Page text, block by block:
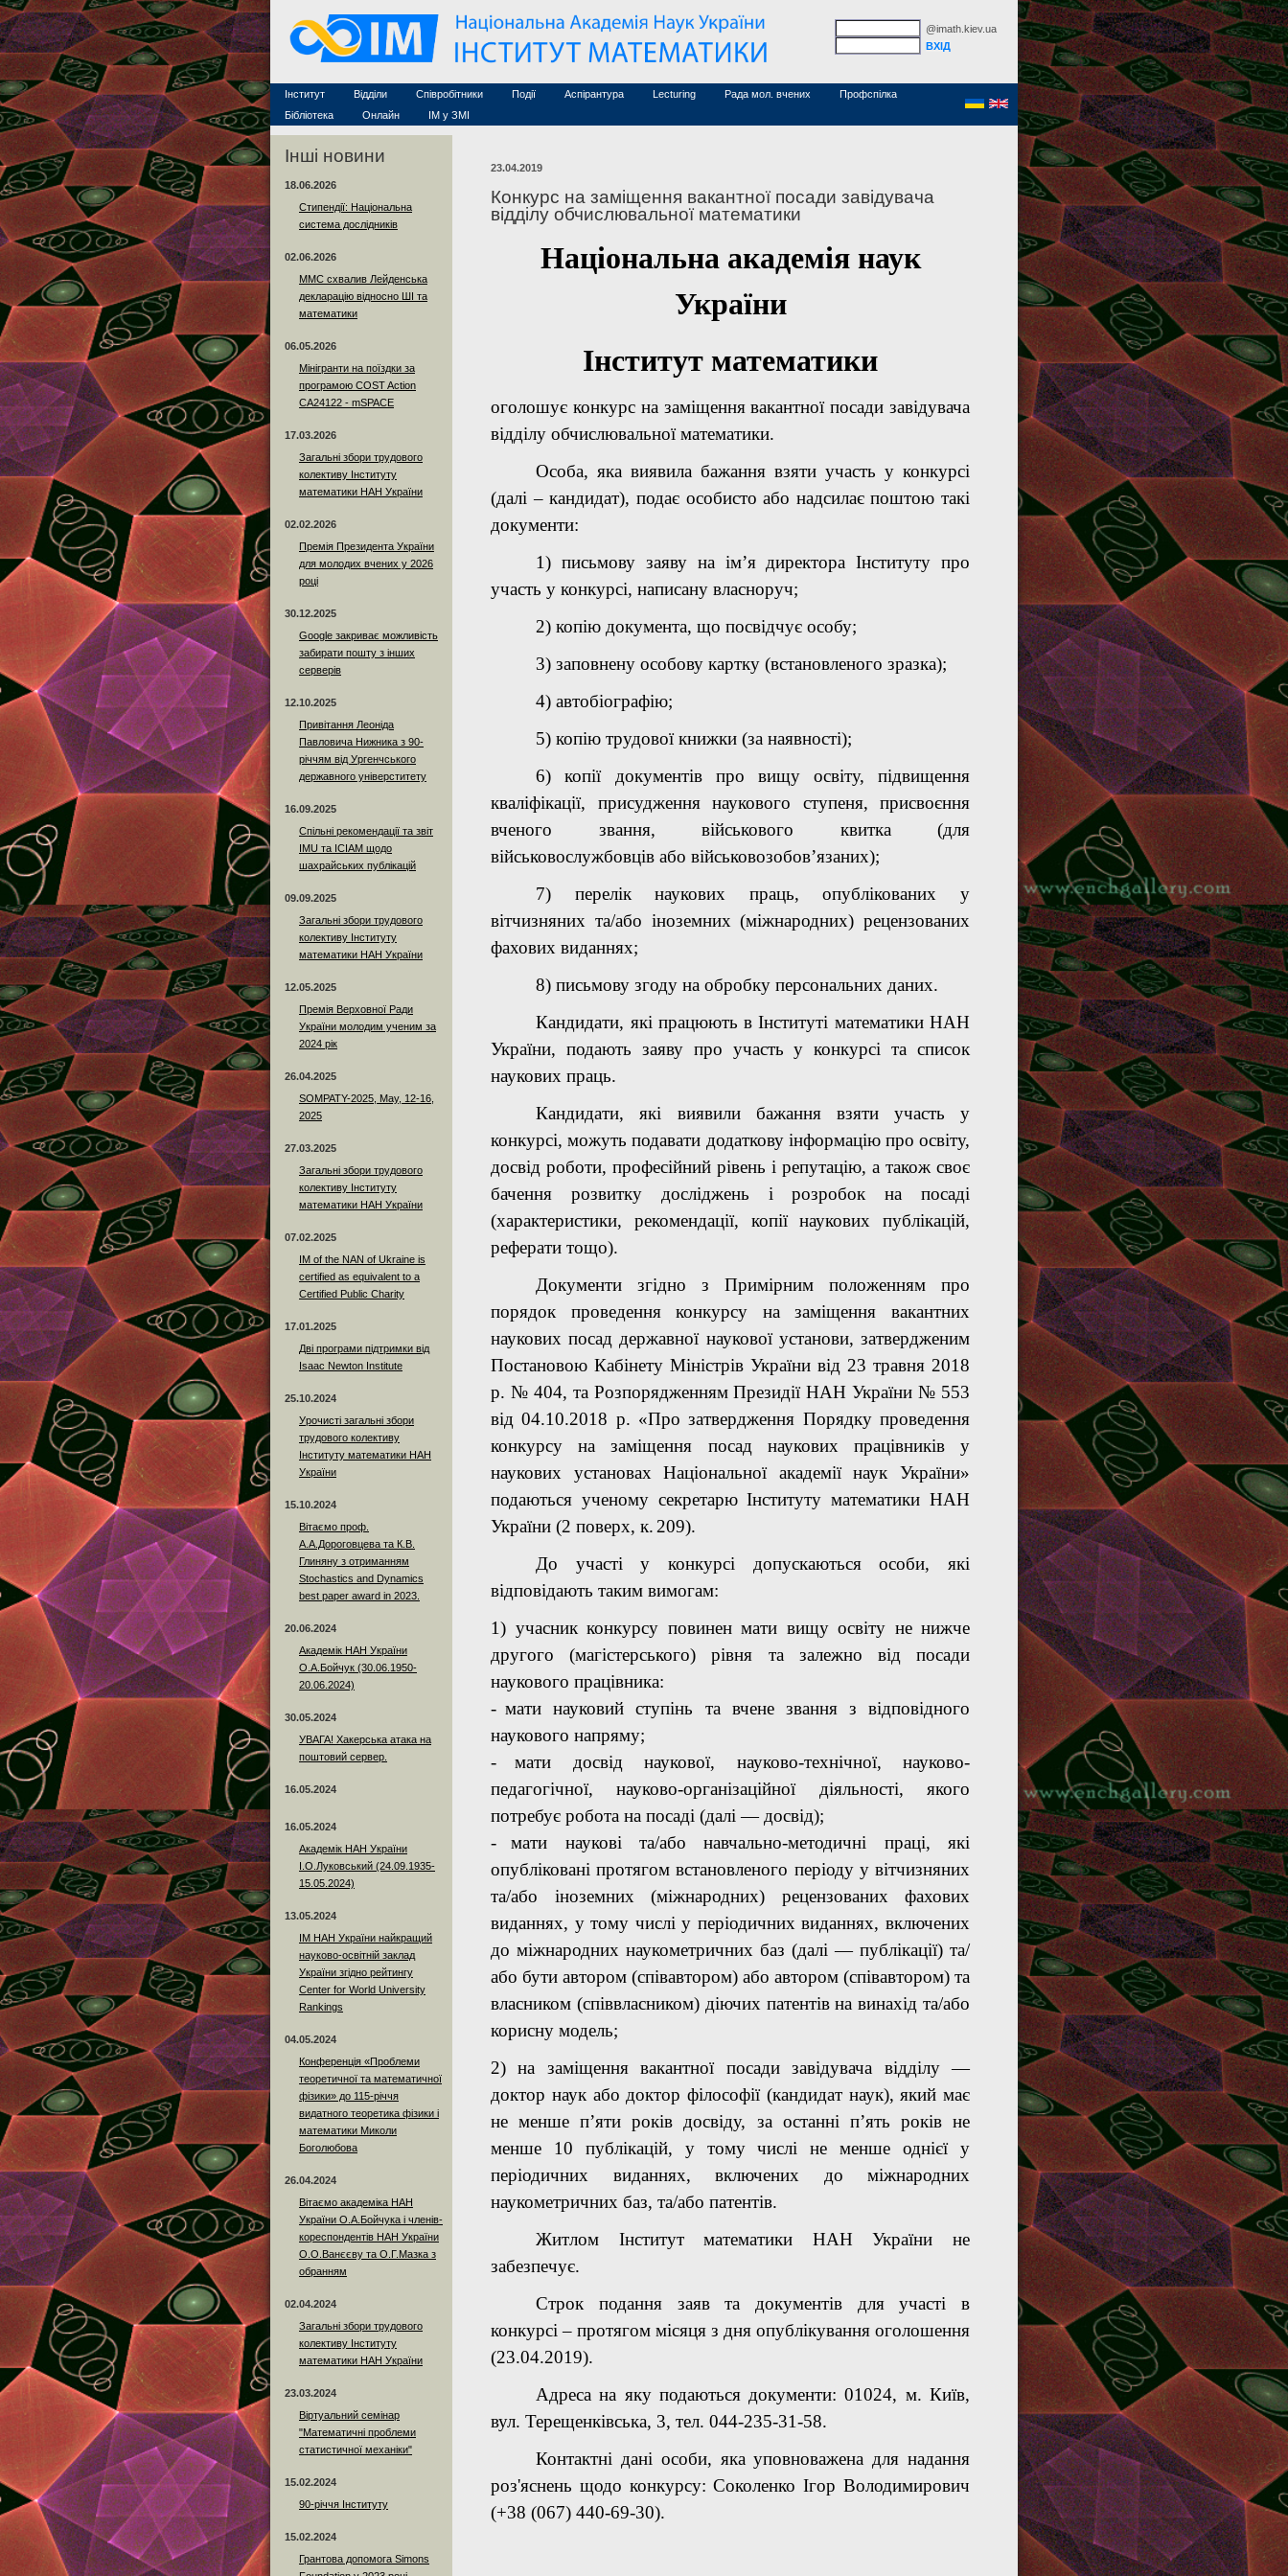
@imath.kiev.ua
Інститут
Конкурси на посади
Науково-організаційна робота
Відділи Співробітники
Асоційовані дослідники
Технічний персонал
Події
Конференції (архів)
Курси з математики
Аспірантура Lecturing Рада мол. вчених
Профспілка
Бібліотека
MathSciNet
Публікації
Онлайн
ІМ у ЗМІ
Інші новини
18.06.2026
Стипендії: Національна
система дослідників
02.06.2026
ММС схвалив Лейденська
декларацію відносно ШІ та
математики
06.05.2026
Мінігранти на поїздки за
програмою COST Action
CA24122 - mSPACE
17.03.2026
Загальні збори трудового
колективу Інституту
математики НАН України
02.02.2026
Премія Президента України
для молодих вчених у 2026
році
30.12.2025
Google закриває можливість
забирати пошту з інших
серверів
12.10.2025
Привітання Леоніда
Павловича Нижника з 90-
річчям від Ургенчського
державного універститету
16.09.2025
Спільні рекомендації та звіт
IMU та ICIAM щодо
шахрайських публікацій
09.09.2025
Загальні збори трудового
колективу Інституту
математики НАН України
12.05.2025
Премія Верховної Ради
України молодим ученим за
2024 рік
26.04.2025
SOMPATY-2025, May, 12-16,
2025
27.03.2025
Загальні збори трудового
колективу Інституту
математики НАН України
07.02.2025
IM of the NAN of Ukraine is
certified as equivalent to a
Certified Public Charity
17.01.2025
Дві програми підтримки від
Isaac Newton Institute
25.10.2024
Урочисті загальні збори
трудового колективу
Інституту математики НАН
України
15.10.2024
Вітаємо проф.
А.А.Дороговцева та К.В.
Глиняну з отриманням
Stochastics and Dynamics
best paper award in 2023.
20.06.2024
Академік НАН України
О.А.Бойчук (30.06.1950-
20.06.2024)
30.05.2024
УВАГА! Хакерська атака на
поштовий сервер.
16.05.2024
16.05.2024
Академік НАН України
І.О.Луковський (24.09.1935-
15.05.2024)
13.05.2024
ІМ НАН України найкращий
науково-освітній заклад
України згідно рейтингу
Center for World University
Rankings
04.05.2024
Конференція «Проблеми
теоретичної та математичної
фізики» до 115-річчя
видатного теоретика фізики і
математики Миколи
Боголюбова
26.04.2024
Вітаємо академіка НАН
України О.А.Бойчука і членів-
кореспондентів НАН України
О.О.Ванєєву та О.Г.Мазка з
обранням
02.04.2024
Загальні збори трудового
колективу Інституту
математики НАН України
23.03.2024
Віртуальний семінар
"Математичні проблеми
статистичної механіки"
15.02.2024
90-річчя Інституту
15.02.2024
Грантова допомога Simons
23.04.2019
Конкурс на заміщення вакантної посади завідувача
відділу обчислювальної математики
Національна академія наук
України
Інститут математики
оголошує конкурс на заміщення вакантної посади завідувача
відділу обчислювальної математики.
Особа, яка виявила бажання взяти участь у конкурсі
(далі – кандидат), подає особисто або надсилає поштою такі
документи:
1) письмову заяву на ім’я директора Інституту про
участь у конкурсі, написану власноруч;
2) копію документа, що посвідчує особу;
3) заповнену особову картку (встановленого зразка);
4) автобіографію;
5) копію трудової книжки (за наявності);
6) копії документів про вищу освіту, підвищення
кваліфікації, присудження наукового ступеня, присвоєння
вченого звання, військового квитка (для
військовослужбовців або військовозобов’язаних);
7) перелік наукових праць, опублікованих у
вітчизняних та/або іноземних (міжнародних) рецензованих
фахових виданнях;
8) письмову згоду на обробку персональних даних.
Кандидати, які працюють в Інституті математики НАН
України, подають заяву про участь у конкурсі та список
наукових праць.
Кандидати, які виявили бажання взяти участь у
конкурсі, можуть подавати додаткову інформацію про освіту,
досвід роботи, професійний рівень і репутацію, а також своє
бачення розвитку досліджень і розробок на посаді
(характеристики, рекомендації, копії наукових публікацій,
реферати тощо).
Документизгідно з Примірним положенням про
порядок проведення конкурсу на заміщення вакантних
наукових посад державної наукової установи, затвердженим
Постановою Кабінету Міністрів України від 23 травня 2018
р. № 404, та Розпорядженням Президії НАН України № 553
від 04.10.2018 р. «Про затвердження Порядку проведення
конкурсу на заміщення посад наукових працівників у
наукових установах Національної академії наук України»
подаються ученому секретарю Інституту математики НАН
України (2 поверх, к.209).
До участі у конкурсі допускаються особи, які
відповідають таким вимогам:
1) учасник конкурсу повинен мати вищу освіту не нижче
другого (магістерського) рівня та залежно від посади
наукового працівника:
- мати науковий ступінь та вчене звання з відповідного
наукового напряму;
-
мати досвід наукової, науково-технічної, науково-
педагогічної, науково-організаційної діяльності, якого
потребує робота на посаді (далі — досвід);
-
мати наукові та/або навчально-методичні праці, які
опубліковані протягом встановленого періоду у вітчизняних
та/або іноземних (міжнародних) рецензованих фахових
виданнях, у тому числі у періодичних виданнях, включених
до міжнародних наукометричних баз (далі — публікації) та/
або бути автором (співавтором) або автором (співавтором) та
власником (співвласником) діючих патентів на винахід та/або
корисну модель;
2) на заміщення вакантної посади завідувача відділу —
доктор наук або доктор філософії (кандидат наук), який має
не менше п’яти років досвіду, за останні п’ять років не
менше 10 публікацій, у тому числі не менше однієї у
періодичних виданнях, включених до міжнародних
наукометричних баз, та/або патентів.
Житлом Інститут математики НАН України не
забезпечує.
Строк подання заяв та документів для участі в
конкурсі – протягом місяця з дня опублікування оголошення
(23.04.2019).
Адреса на яку подаються документи: 01024, м. Київ,
вул. Терещенківська, 3, тел. 044-235-31-58.
Контактні дані особи, яка уповноважена для надання
роз'яснень щодо конкурсу: Соколенко Ігор Володимирович
(+38 (067) 440-69-30).